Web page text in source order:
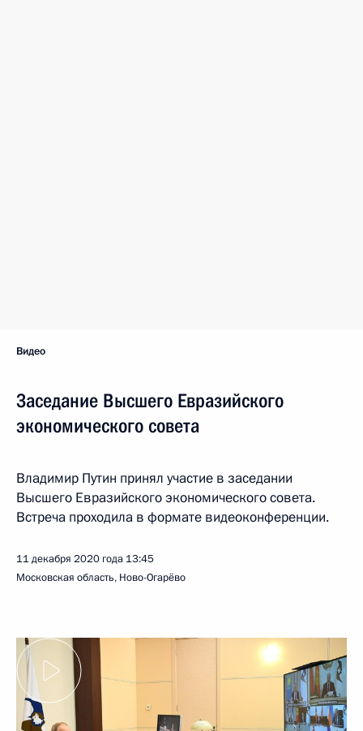
Видео
Заседание Высшего Евразийского
экономического совета
Владимир Путин принял участие в заседании
Высшего Евразийского экономического совета.
Встреча проходила в формате видеоконференции.
11 декабря 2020 года 13:45
Московская область, Ново-Огарёво